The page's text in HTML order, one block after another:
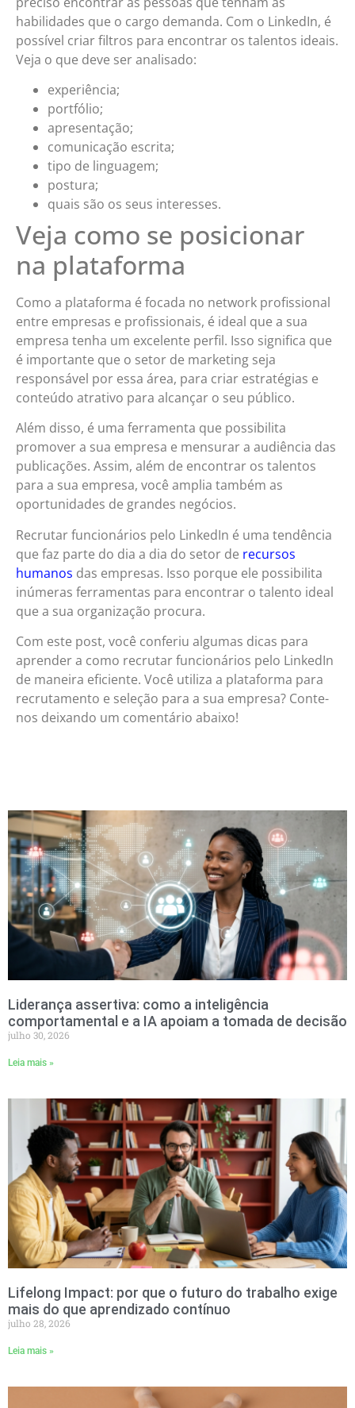
habilidades que o cargo demanda. Com o LinkedIn, é
possível criar filtros para encontrar os talentos ideais.
Veja o que deve ser analisado:
experiência;
portfólio;
apresentação;
comunicação escrita;
tipo de linguagem;
postura;
quais são os seus interesses.
Veja como se posicionar
na plataforma
Como a plataforma é focada no network profissional
entre empresas e profissionais, é ideal que a sua
empresa tenha um excelente perfil. Isso significa que
é importante que o setor de marketing seja
responsável por essa área, para criar estratégias e
conteúdo atrativo para alcançar o seu público.
Além disso, é uma ferramenta que possibilita
promover a sua empresa e mensurar a audiência das
publicações. Assim, além de encontrar os talentos
para a sua empresa, você amplia também as
oportunidades de grandes negócios.
Recrutar funcionários pelo LinkedIn é uma tendência
que faz parte do dia a dia do setor de recursos
humanos das empresas. Isso porque ele possibilita
inúmeras ferramentas para encontrar o talento ideal
que a sua organização procura.
Com este post, você conferiu algumas dicas para
aprender a como recrutar funcionários pelo LinkedIn
de maneira eficiente. Você utiliza a plataforma para
recrutamento e seleção para a sua empresa? Conte-
nos deixando um comentário abaixo!
Liderança assertiva: como a inteligência
comportamental e a IA apoiam a tomada de decisão
julho 30, 2026
Leia mais »
Lifelong Impact: por que o futuro do trabalho exige
mais do que aprendizado contínuo
julho 28, 2026
Leia mais »